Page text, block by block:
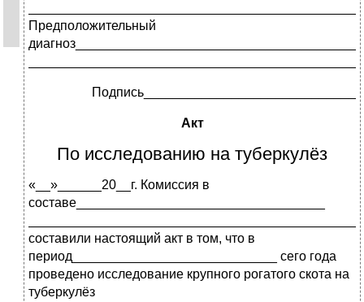
Предположительный
Подпись_____________________________
Акт
По исследованию на туберкулёз
«__»______20__г. Комиссия в
составе__________________________________
составили настоящий акт в том, что в
период____________________________ сего года
проведено исследование крупного рогатого скота на
туберкулёз